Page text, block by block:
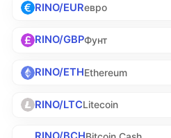
RINO/EURевро
RINO/GBPФунт
RINO/ETHEthereum
RINO/LTCLitecoin